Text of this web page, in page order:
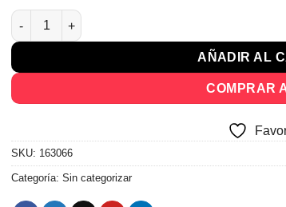
$ 5.180.$ 3.367.
Ropero 3 Puertas 2 Cajones Varios Estantes
AÑADIR AL
COMPRAR
SKU: 163066
Categoría: Sin categorizar